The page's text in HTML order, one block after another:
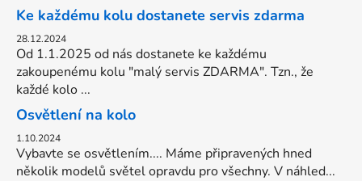
Ke každému kolu dostanete servis zdarma
28.12.2024
Od 1.1.2025 od nás dostanete ke každému
zakoupenému kolu "malý servis ZDARMA". Tzn., že
každé kolo ...
Osvětlení na kolo
1.10.2024
Vybavte se osvětlením.... Máme připravených hned
několik modelů světel opravdu pro všechny. V náhled...